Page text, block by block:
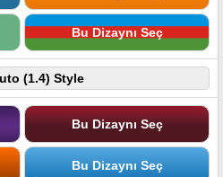
Bu Dizaynı Seç
(1.4) Style
Bu Dizaynı Seç
Bu Dizaynı Seç